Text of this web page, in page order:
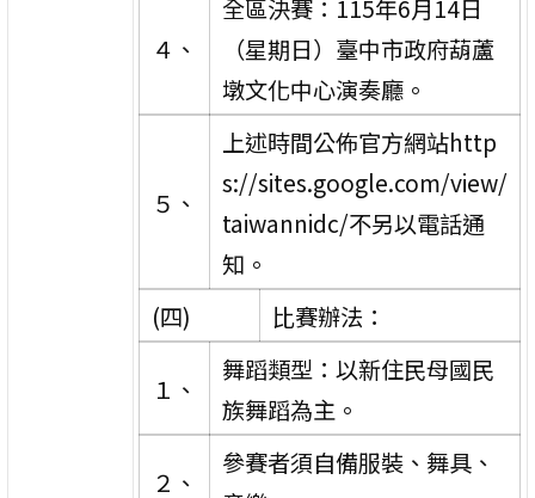
４、
全區決賽：115年6月14日
（星期日）臺中市政府葫蘆
墩文化中心演奏廳。
５、
上述時間公佈官方網站http
s://sites.google.com/view/
taiwannidc/不另以電話通
知。
(四)
比賽辦法：
１、
舞蹈類型：以新住民母國民
族舞蹈為主。
２、
參賽者須自備服裝、舞具、